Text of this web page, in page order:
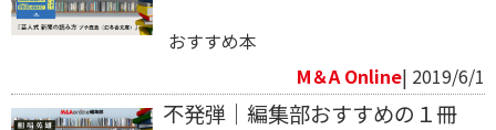
おすすめ本
M＆A Online| 2019/6/1
不発弾｜編集部おすすめの１冊